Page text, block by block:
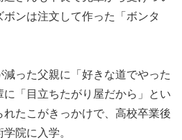
ンは注文して作った「ボンタ
った父親に「好きな道でやった
「目立ちたがり屋だから」とい
れたこがきっかけで、高校卒業後
院に入学。